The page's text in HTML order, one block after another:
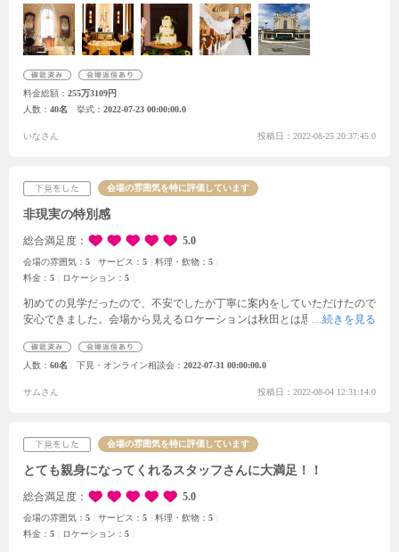
当日を迎える事ができました！ プランナーさんはじめ衣装担当の方、生花
の方、映像の方、皆さんすごく真摯に向き合ってくれました。
りスタッフさん達の雰囲気といいますか、空気感がとても良かったです。
いているだけだったのですが
い！これもやりたい！と、どんどん要望が増えてしまったのですが
と言うことなく いいですね！やりましょう！と、いつも気持ちを高ぶら
と思います。
そんな中での結婚式だったので、とにかくゲスト様に楽しん
ないと思いますがその分、式場スタッフ一丸となって私たちをサポートし
てくれている感じがしてとても心強かったです。
料金総額
255万3109円
人数
40名 挙式 2022-07-23 00:00:00.0
いなさん 投稿日：2022-08-25 20:37:45.0
会場の雰囲気を特に評価しています
非現実の特別感
総合満足度 5.0
会場の雰囲気： 5 サービス： 5 料理・飲物： 5
料金： 5 ロケーション： 5
初めての見学だったので、不安でしたが丁寧に案内をしていただけたので
安心できました。 会場から見えるロケーションは秋田とは思えないほど素
ないかと思いました。夜には花火も上げられるようで、実際に映像を見せ
てもらいましたが、本格的な花火でびっくりしました。
人数 60名 下見・オンライン相談会 2022-07-31 00:00:00.0
サムさん 投稿日：2022-08-04 12:31:14.0
会場の雰囲気を特に評価しています
とても親身になってくれるスタッフさんに大満足！！
総合満足度 5.0
会場の雰囲気： 5 サービス： 5 料理・飲物： 5
料金： 5 ロケーション： 5